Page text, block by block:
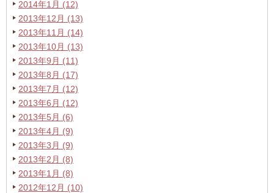
2014年1月 (12)
2013年12月 (13)
2013年11月 (14)
2013年10月 (13)
2013年9月 (11)
2013年8月 (17)
2013年7月 (12)
2013年6月 (12)
2013年5月 (6)
2013年4月 (9)
2013年3月 (9)
2013年2月 (8)
2013年1月 (8)
2012年12月 (10)